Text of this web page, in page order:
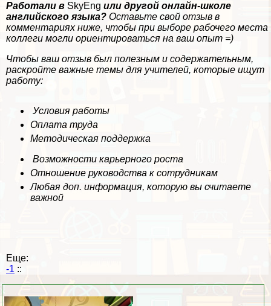
Работали в SkyEng или другой онлайн-школе
английского языка? Оставьте свой отзыв в
комментариях ниже, чтобы при выборе рабочего места
коллеги могли ориентироваться на ваш опыт =)
Чтобы ваш отзыв был полезным и содержательным,
раскройте важные темы для учителей, которые ищут
работу:
Условия работы
Оплата труда
Методическая поддержка
Возможности карьерного роста
Отношение руководства к сотрудникам
Любая доп. информация, которую вы считаете
важной
Еще:
-1 ::